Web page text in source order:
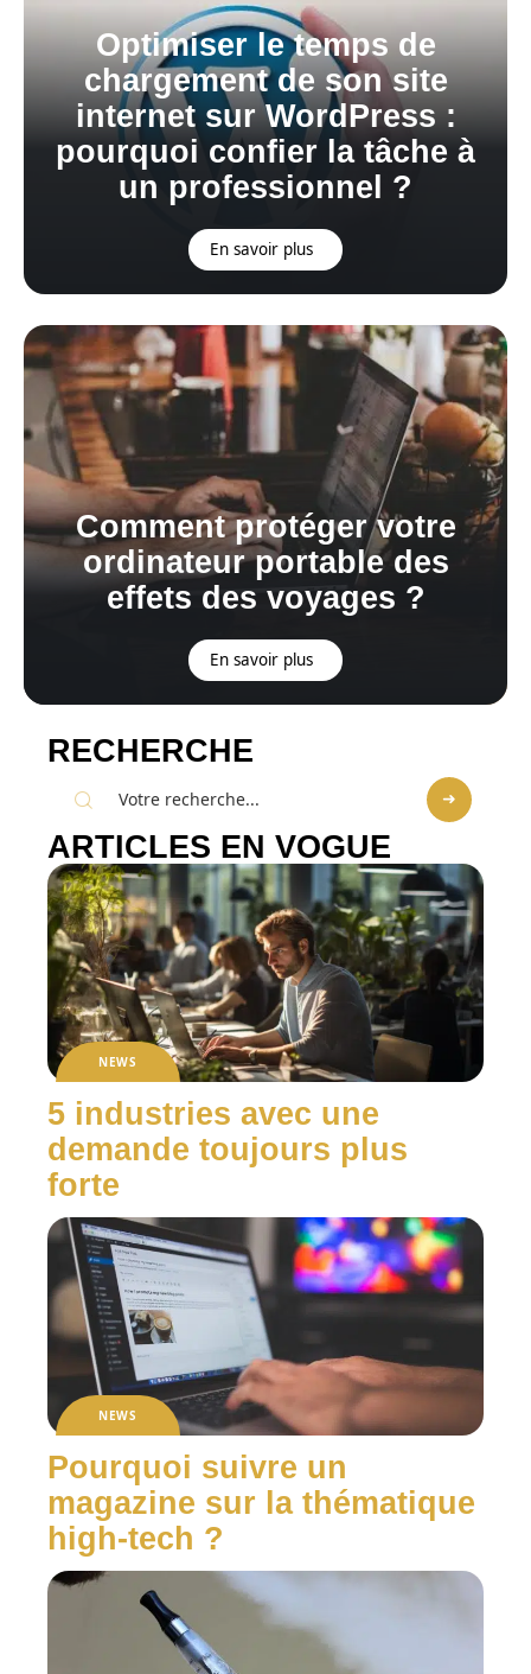
Optimiser le temps de
chargement de son site
internet sur WordPress :
pourquoi confier la tâche à
un professionnel ?
En savoir plus
Comment protéger votre
ordinateur portable des
effets des voyages ?
En savoir plus
RECHERCHE
ARTICLES EN VOGUE
NEWS
5 industries avec une
demande toujours plus
forte
NEWS
Pourquoi suivre un
magazine sur la thématique
high-tech ?